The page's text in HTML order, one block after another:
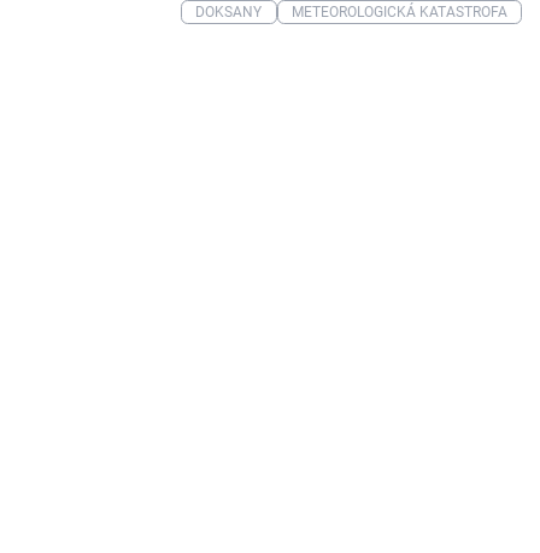
DOKSANY METEOROLOGICKÁ KATASTROFA